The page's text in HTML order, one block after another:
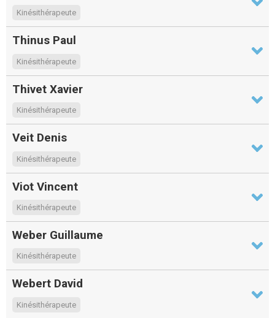
Kinésithérapeute
Thinus Paul
Kinésithérapeute
Thivet Xavier
Kinésithérapeute
Veit Denis
Kinésithérapeute
Viot Vincent
Kinésithérapeute
Weber Guillaume
Kinésithérapeute
Webert David
Kinésithérapeute